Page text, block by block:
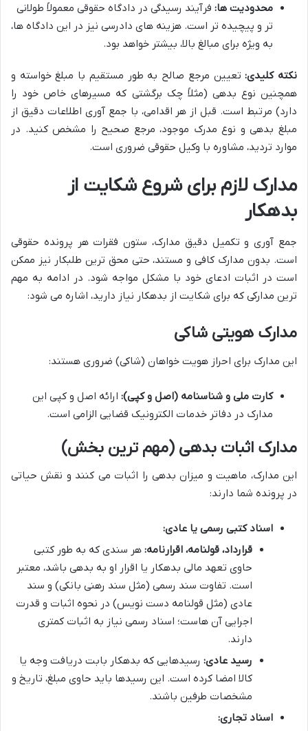
محدودیت ها: فرآیند رسیدگی در دادگاه حقوقی معمولاً طولانی
تر و پیچیده تر است. هزینه های دادرسی نیز در این دادگاه ها،
به ویژه برای مبالغ بالا، بیشتر خواهد بود.
نکته کلیدی:تعیین مرجع صالح به طور مستقیم با مبلغ خواسته و
همچنین نوع بدهی (مثلاً چک برگشتی که مسیرهای خاص خود را
دارد) مرتبط است. قبل از هر اقدامی، با جمع آوری اطلاعات دقیق از
مبلغ بدهی و نوع مدرک موجود، مرجع صحیح را مشخص کنید. در
موارد تردید، مشاوره با وکیل حقوقی ضروری است.
مدارک لازم برای شروع شکایت از
بدهکار
جمع آوری و تکمیل دقیق مدارک، ستون فقرات هر پرونده حقوقی
است. بدون مدارک کافی و مستند، حتی محق ترین طلبکار نیز ممکن
است در اثبات ادعای خود با مشکل مواجه شود. در ادامه به مهم
ترین مدارکی که برای شکایت از بدهکار نیاز دارید، اشاره می شود:
مدارک هویتی شاکی
این مدارک برای احراز هویت خواهان (شاکی) ضروری هستند:
کارت ملی و شناسنامه (اصل و کپی): ارائه اصل و کپی این
مدارک در دفاتر خدمات الکترونیک قضایی الزامی است.
مدارک اثبات بدهی (مهم ترین بخش)
این مدارک، ماهیت و میزان بدهی را اثبات می کنند و نقش حیاتی
در پرونده شما دارند:
اسناد کتبی رسمی یا عادی:
قرارداد، قولنامه، اقرارنامه: هر سندی که به طور کتبی
حاوی تعهد مالی بدهکار یا اقرار او به بدهی باشد، معتبر
است. تفاوت سند رسمی (مثل سند رهنی بانکی) و سند
عادی (مثل قولنامه دست نویس) در نحوه اثبات و قدرت
اجرایی آن هاست؛ اسناد رسمی نیاز به اثبات کمتری
دارند.
رسید عادی: رسیدهایی که بدهکار بابت دریافت وجه یا
کالا امضا کرده است. این رسیدها باید حاوی مبلغ، تاریخ و
مشخصات طرفین باشند.
اسناد تجاری: